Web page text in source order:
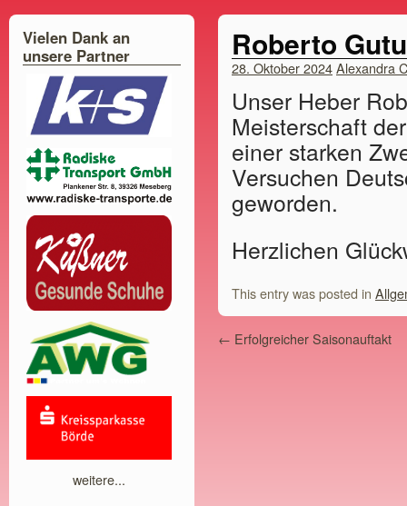
Roberto
28. Oktober 2024Alexandra
Unser Heber
Meisterschaft
einer starken
Versuchen
geworden.
Herzlichen
This entry was posted in
← Erfolgreicher Saisonauftakt
Vielen Dank an
unsere Partner
weitere...